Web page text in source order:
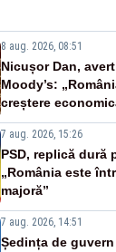
8 aug. 2026, 08:51
Nicușor Dan,
Moody’s:
creștere
7 aug. 2026, 15:26
PSD, replică dură
„România este
majoră”
7 aug. 2026, 14:51
Ședința de